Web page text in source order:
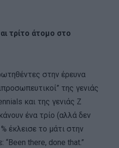
τρίτο άτομο στο
στην έρευνα
της γενιάς
και της γενιάς Z
ένα τρίο (αλλά δεν
έκλεισε το μάτι στην
there, done that.”